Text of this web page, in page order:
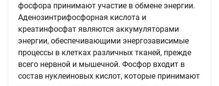
фосфора принимают участие в обмене энергии.
Аденозинтрифосфорная кислота и
креатинфосфат являются аккумуляторами
энергии, обеспечивающими энергозависимые
процессы в клетках различных тканей, прежде
всего нервной и мышечной. Фосфор входит в
состав нуклеиновых кислот, которые принимают